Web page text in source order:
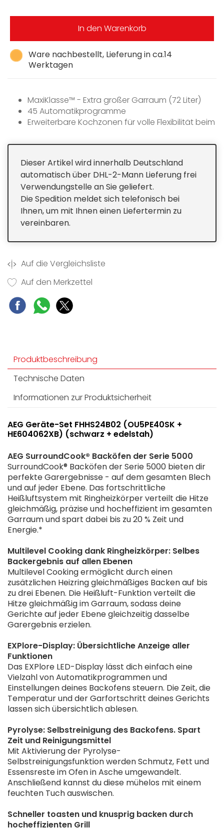
Ware nachbestellt, Lieferung in ca.14
Werktagen
In den Warenkorb
MaxiKlasse™ - Extra großer Garraum (72 Liter)
45 Automatikprogramme
Erweiterbare Kochzonen für volle Flexibilität beim
Seitlich angeordnete Restwärmeanzeigen
Dieser Artikel wird innerhalb Deutschland
automatisch über DHL-2-Mann Lieferung frei
Verwendungstelle an Sie geliefert.
Die Spedition meldet sich telefonisch bei
Ihnen, um mit Ihnen einen Liefertermin zu
vereinbaren.
Auf die Vergleichsliste
Auf den Merkzettel
Produktbeschreibung
Technische Daten
Informationen zur Produktsicherheit
AEG Geräte-Set FHHS24B02 (OU5PE40SK +
HE604062XB) (schwarz + edelstah)
AEG SurroundCook® Backöfen der Serie 5000
SurroundCook® Backöfen der Serie 5000 bieten dir
perfekte Garergebnisse - auf dem gesamten Blech
und auf jeder Ebene. Das fortschrittliche
Heißluftsystem mit Ringheizkörper verteilt die Hitze
gleichmäßig, präzise und hocheffizient im gesamten
Garraum und spart dabei bis zu 20 % Zeit und
Energie.*
Multilevel Cooking dank Ringheizkörper: Selbes
Backergebnis auf allen Ebenen
Multilevel Cooking ermöglicht durch einen
zusätzlichen Heizring gleichmäßiges Backen auf bis
zu drei Ebenen. Die Heißluft-Funktion verteilt die
Hitze gleichmäßig im Garraum, sodass deine
Gerichte auf jeder Ebene gleichzeitig dasselbe
Garergebnis erzielen.
EXPlore-Display: Übersichtliche Anzeige aller
Funktionen
Das EXPlore LED-Display lässt dich einfach eine
Vielzahl von Automatikprogrammen und
Einstellungen deines Backofens steuern. Die Zeit, die
Temperatur und der Garfortschritt deines Gerichts
lassen sich übersichtlich ablesen.
Pyrolyse: Selbstreinigung des Backofens. Spart
Zeit und Reinigungsmittel
Mit Aktivierung der Pyrolyse-
Selbstreinigungsfunktion werden Schmutz, Fett und
Essensreste im Ofen in Asche umgewandelt.
Anschließend kannst du diese mühelos mit einem
feuchten Tuch auswischen.
Schneller toasten und knusprig backen durch
hocheffizienten Grill